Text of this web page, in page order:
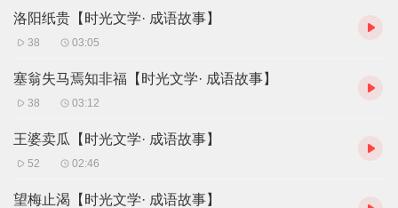
洛阳纸贵【时光文学· 成语故事】
38 03:05
塞翁失马焉知非福【时光文学· 成语故事】
38 03:12
王婆卖瓜【时光文学· 成语故事】
52 02:46
望梅止渴【时光文学· 成语故事】